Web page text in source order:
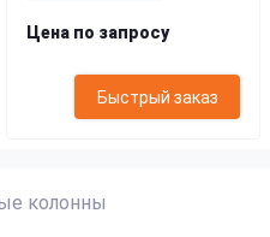
Цена по запросу
Быстрый заказ